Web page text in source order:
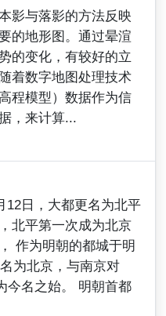
影与落影的方法反映
的地形图。通过晕渲
的变化，有较好的立
着数字地图处理技术
程模型）数据作为信
，来计算...
12日，大都更名为北平
北平第一次成为北京
作为明朝的都城于明
为北京，与南京对
今名之始。 明朝首都